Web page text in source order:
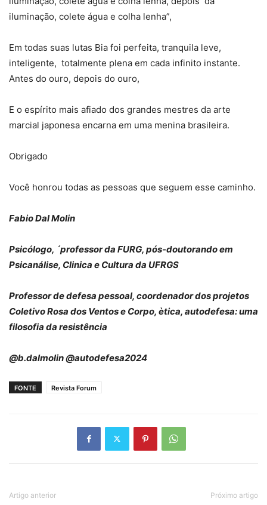
iluminação, colete água e colha lenha”,
Em todas suas lutas Bia foi perfeita, tranquila leve,
inteligente, totalmente plena em cada infinito instante.
Antes do ouro, depois do ouro,
E o espírito mais afiado dos grandes mestres da arte
marcial japonesa encarna em uma menina brasileira.
Obrigado
Você honrou todas as pessoas que seguem esse caminho.
Fabio Dal Molin
Psicólogo, ´professor da FURG, pós-doutorando em
Psicanálise, Clinica e Cultura da UFRGS
Professor de defesa pessoal, coordenador dos projetos
Coletivo Rosa dos Ventos e Corpo, ètica, autodefesa: uma
filosofia da resistência
@b.dalmolin @autodefesa2024
FONTE Revista Forum
Artigo anterior Próximo artigo